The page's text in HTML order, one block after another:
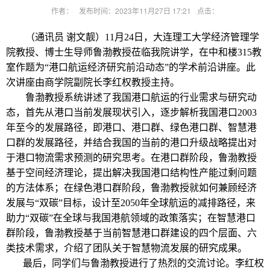
作者： 发布时间：2023年11月27日 17:21 点击：
（通讯员 谢文靓）11月24日，大连理工大学经济管理学
院教授、 博士生导师鲁渤教授莅临我院讲学，在中和楼315教
室作题为“港口航运经济研究前沿动态”的学术前沿讲座。此
次讲座由商学院副院长李红权教授主持。
鲁渤教授系统讲述了我国港口航运的行业需求与研究动
态，首先从港口当前发展现状引入，逐步解析我国港口2003
年至今的发展路径，即港口、港口群、绿色港口群、智慧港
口群的发展路径，并结合我国的当前的港口升级战略提出对
于港口物流需求预测的研究思考。在港口群阶段， 鲁渤教授
基于空间经济理论，提出解决我国港口结构性产能过剩问题
的方法体系；在绿色港口群阶段， 鲁渤教授就如何兼顾经济
发展与“双碳”目标，设计至2050年全球航运的减排路径，来
助力“双碳”在全球与我国港航领域的政策落实；在智慧港口
群阶段， 鲁渤教授基于当前智慧港口群建设的四个层面、六
类技术需求，介绍了团队关于智慧物流发展的研究成果。
最后，同学们与鲁渤教授进行了热烈的交流讨论。李红权